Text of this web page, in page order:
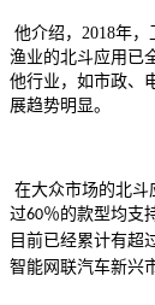
他介绍， 2018年，
渔业的北斗应用已
他行业，如市政、
展趋势明显。
在大众市场的北斗
过60％的款型均支
目前已经累计有超
智能网联汽车新兴